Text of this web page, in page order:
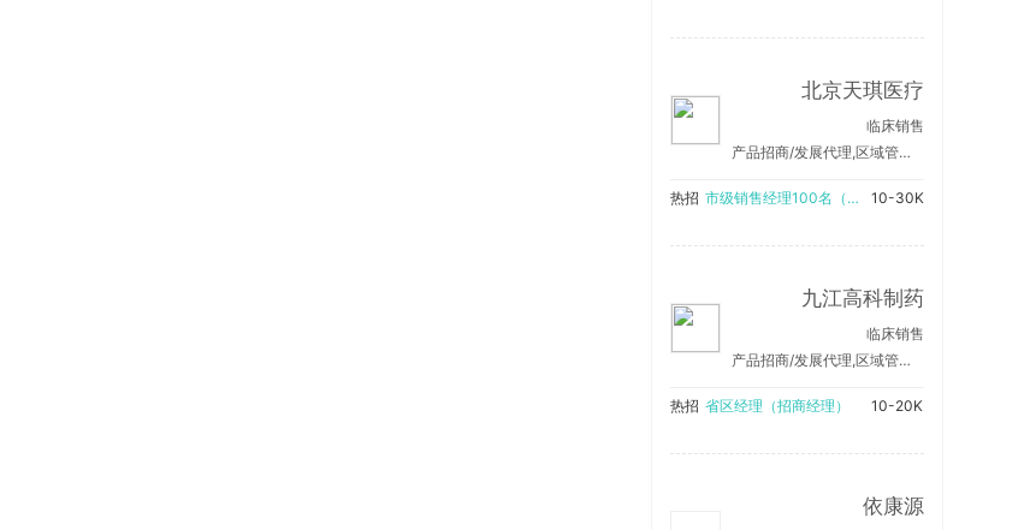
北京天琪医疗
临床销售
产品招商/发展代理,区域管理/销售支持
热招 市级销售经理100名（在当地工作，可兼职） 10-30K
九江高科制药
临床销售
产品招商/发展代理,区域管理/销售支持,纯销上量/销售产品
热招 省区经理（招商经理） 10-20K
依康源